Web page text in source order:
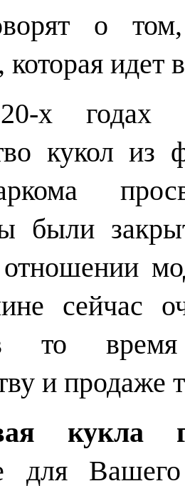
о
которая идет
х годах
кукол из
были
сейчас
то время
и продаже
кукла
для